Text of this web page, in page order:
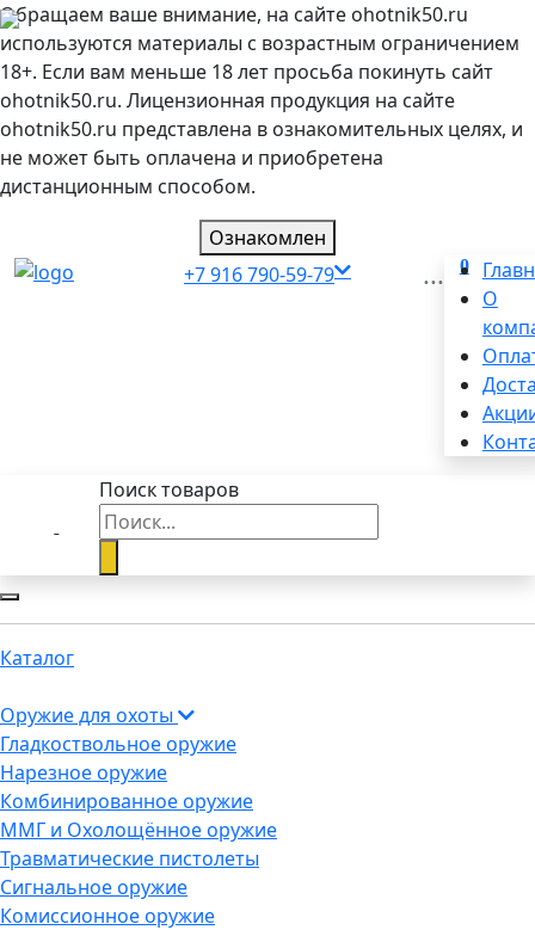
Обращаем ваше внимание, на сайте ohotnik50.ru
используются материалы с возрастным ограничением
18+. Если вам меньше 18 лет просьба покинуть сайт
ohotnik50.ru. Лицензионная продукция на сайте
ohotnik50.ru представлена в ознакомительных целях, и
не может быть оплачена и приобретена
дистанционным способом.
Ознакомлен
+7 916 790-59-79
0
...
О
Поиск товаров
Каталог
Оружие для охоты
Гладкоствольное оружие
Нарезное оружие
Комбинированное оружие
ММГ и Охолощённое оружие
Травматические пистолеты
Сигнальное оружие
Комиссионное оружие